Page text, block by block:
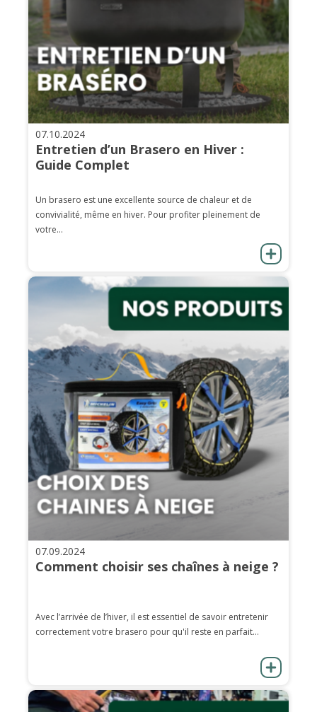
07.10.2024
Entretien d’un Brasero en Hiver :
Guide Complet
Un brasero est une excellente source de chaleur et de
convivialité, même en hiver. Pour profiter pleinement de
votre...
07.09.2024
Comment choisir ses chaînes à neige ?
Avec l’arrivée de l’hiver, il est essentiel de savoir entretenir
correctement votre brasero pour qu'il reste en parfait...